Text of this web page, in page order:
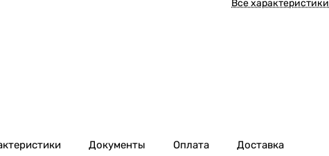
Все характеристики
Документы Оплата Доставка